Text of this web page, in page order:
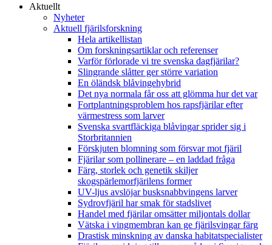
Aktuellt
Nyheter
Aktuell fjärilsforskning
Hela artikellistan
Om forskningsartiklar och referenser
Varför förlorade vi tre svenska dagfjärilar?
Slingrande slåtter ger större variation
En öländsk blåvingehybrid
Det nya normala får oss att glömma hur det var
Fortplantningsproblem hos rapsfjärilar efter
värmestress som larver
Svenska svartfläckiga blåvingar sprider sig i
Storbritannien
Förskjuten blomning som försvar mot fjäril
Fjärilar som pollinerare – en laddad fråga
Färg, storlek och genetik skiljer
skogspärlemorfjärilens former
UV-ljus avslöjar busksnabbvingens larver
Sydrovfjäril har smak för stadslivet
Handel med fjärilar omsätter miljontals dollar
Vätska i vingmembran kan ge fjärilsvingar färg
Drastisk minskning av danska habitatspecialister